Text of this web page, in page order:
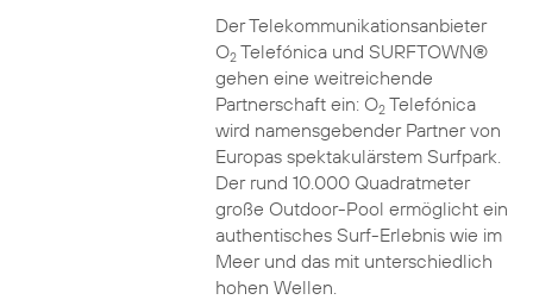
Der Telekommunikationsanbieter
O2Telefónica und SURFTOWN®
gehen eine weitreichende
Partnerschaft ein: O2Telefónica
wird namensgebender Partner von
Europas spektakulärstem Surfpark.
Der rund 10.000 Quadratmeter
große Outdoor-Pool ermöglicht ein
authentisches Surf-Erlebnis wie im
Meer und das mit unterschiedlich
hohen Wellen.